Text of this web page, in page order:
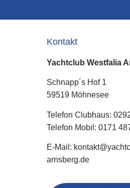
Kontakt
Yachtclub Westfalia
Schnapp´s Hof 1
59519 Möhnesee
Telefon Clubhaus:
Telefon Mobil: 0171
E-Mail:
arnsberg.de